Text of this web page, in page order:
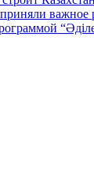
важное